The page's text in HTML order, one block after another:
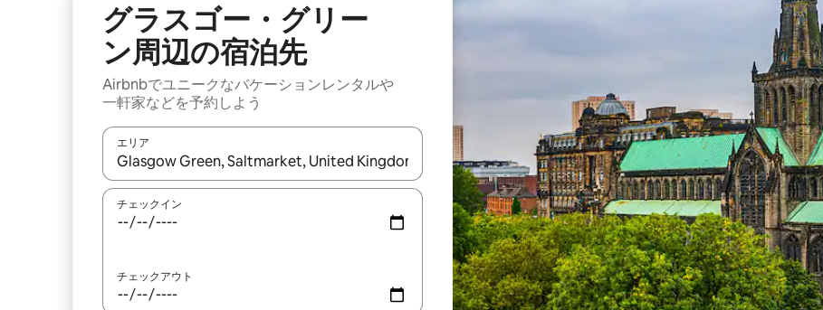
グラスゴー・グリー
ン⁠周⁠辺⁠の宿⁠泊⁠先
Airbnbでユニークなバ⁠ケ⁠ー⁠シ⁠ョ⁠ンレ⁠ン⁠タ⁠ルや
一⁠軒⁠家な⁠ど⁠を予⁠約⁠し⁠よ⁠う
エリア
検索結果が表示されたら、上下の矢印キーを使って移動するか、画面をタッチまたはスワイプして検索結果を確認すること
チェックイン
チェックアウト